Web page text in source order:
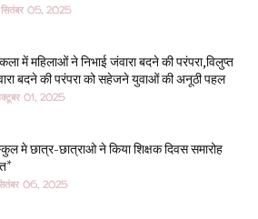
सितंबर 05, 2025
में महिलाओं ने निभाई जंवारा बदने की परंपरा,विलुप्त
बदने की परंपरा को सहेजने युवाओं की अनूठी पहल
01, 2025
मे छात्र-छात्राओ ने किया शिक्षक दिवस समारोह
06, 2025